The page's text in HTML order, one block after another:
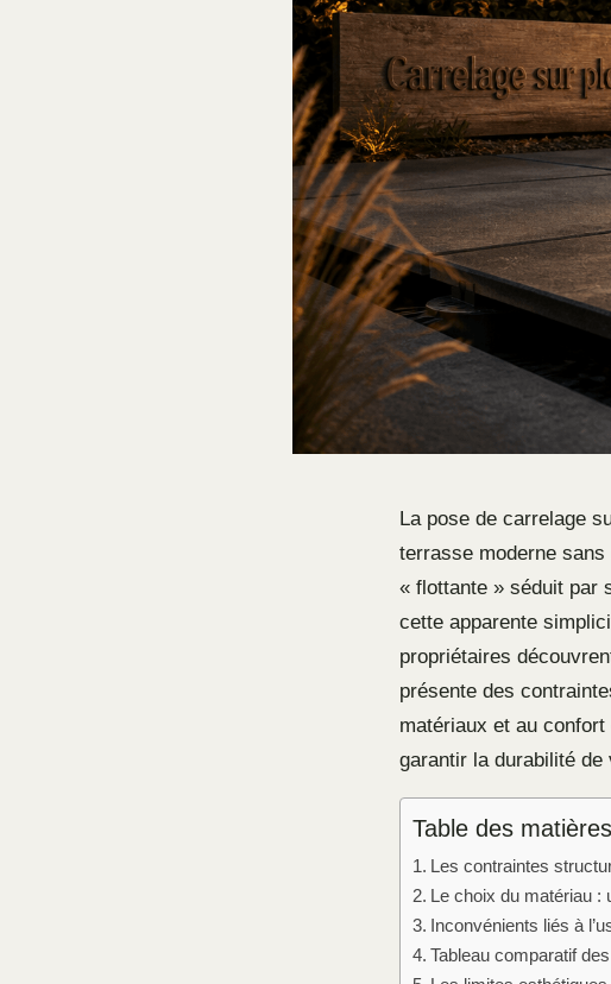
La pose de carrelage
terrasse moderne
« flottante » séduit par
cette apparente
propriétaires
présente des
matériaux et au
garantir la durabilité de
Table des matières
Les contraintes
Le choix du matériau :
Inconvénients liés à
Tableau comparatif